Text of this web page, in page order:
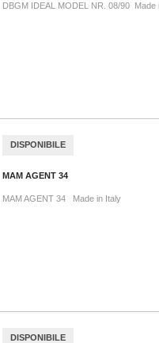
DBGM IDEAL MODEL NR. 08/90 Made
DISPONIBILE
MAM AGENT 34
MAM AGENT 34 Made in Italy
DISPONIBILE